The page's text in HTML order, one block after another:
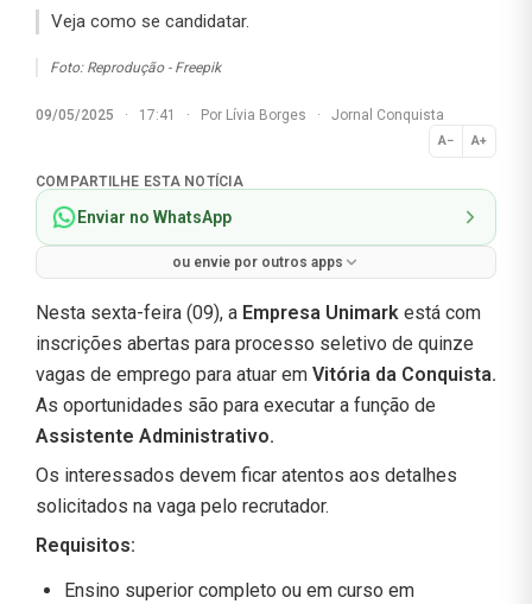
Veja como se candidatar.
Foto: Reprodução - Freepik
09/05/2025 · 17:41 · Por Lívia Borges · Jornal Conquista
A− A+
Normal
COMPARTILHE ESTA NOTÍCIA
Enviar no WhatsApp
ou envie por outros apps
Nesta sexta-feira (09), a Empresa Unimark está com
inscrições abertas para processo seletivo de quinze
vagas de emprego para atuar em Vitória da Conquista.
As oportunidades são para executar a função de
Assistente Administrativo.
Os interessados devem ficar atentos aos detalhes
solicitados na vaga pelo recrutador.
Requisitos:
Ensino superior completo ou em curso em